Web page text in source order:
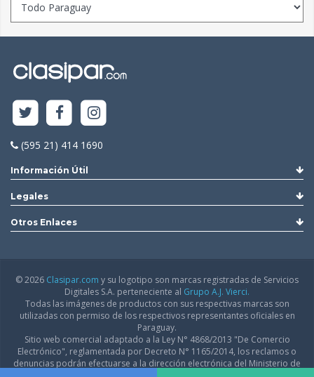
(595 21) 414 1690
Información Útil
Legales
Otros Enlaces
© 2026 Clasipar.com y su logotipo son marcas registradas de Servicios
Digitales S.A. perteneciente al Grupo A.J. Vierci.
Todas las imágenes de productos con sus respectivas marcas son
utilizadas con permiso de los respectivos representantes oficiales en
Paraguay.
Sitio web comercial adaptado a la Ley N° 4868/2013 "De Comercio
Electrónico", reglamentada por Decreto N° 1165/2014, los reclamos o
denuncias podrán efectuarse a la dirección electrónica del Ministerio de